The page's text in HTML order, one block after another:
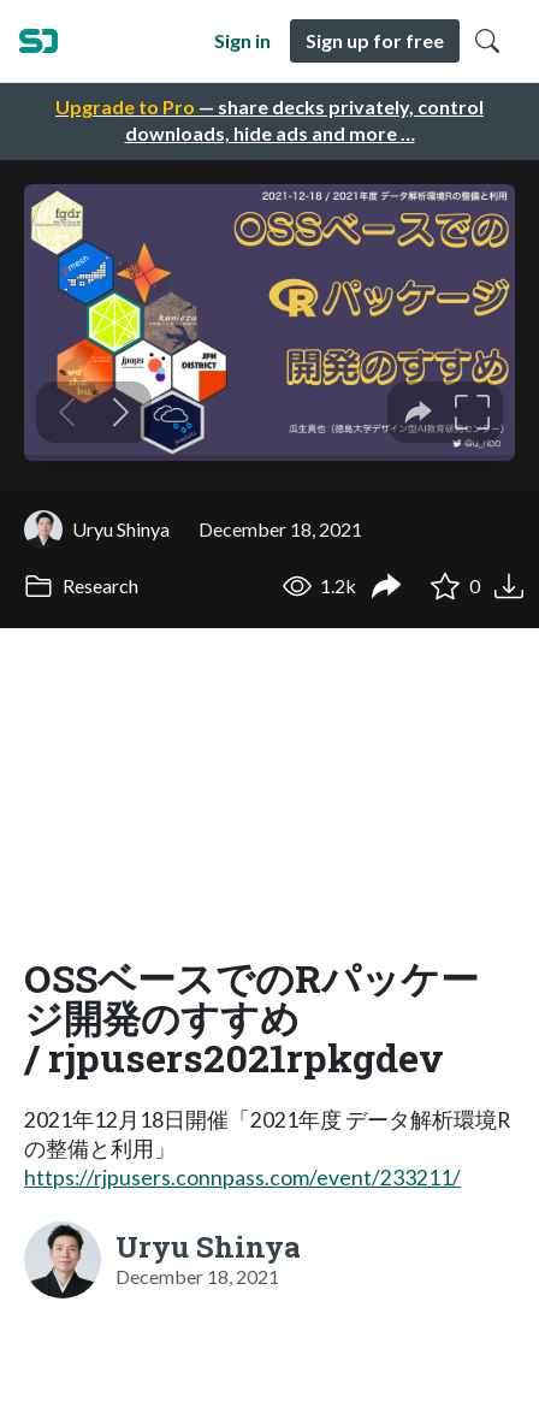
Upgrade to Pro — share decks privately, control
downloads, hide ads and more …
Sign in Sign up for free
Uryu Shinya December 18, 2021
Research 1.2k 0
OSSベースでのRパッケー
ジ開発のすすめ
/ rjpusers2021rpkgdev
2021年12月18日開催「2021年度 データ解析環境R
の整備と利用」
https://rjpusers.connpass.com/event/233211/
Uryu Shinya
December 18, 2021